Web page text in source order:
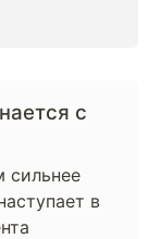
с
сильнее
в